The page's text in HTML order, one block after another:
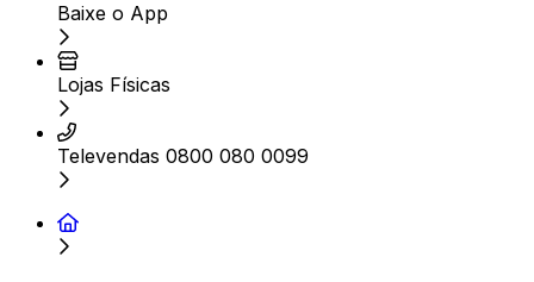
Baixe o App
Lojas Físicas
Televendas 0800 080 0099